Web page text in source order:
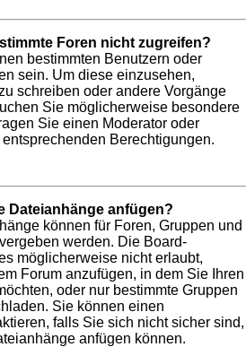
Foren nicht zugreifen?
bestimmten Benutzern oder
sein. Um diese einzusehen,
schreiben oder andere Vorgänge
Sie möglicherweise besondere
Sie einen Moderator oder
Berechtigungen.
Dateianhänge anfügen?
können für Foren, Gruppen und
werden. Die Board-
möglicherweise nicht erlaubt,
Forum anzufügen, in dem Sie Ihren
oder nur bestimmte Gruppen
Sie können einen
falls Sie sich nicht sicher sind,
anfügen können.